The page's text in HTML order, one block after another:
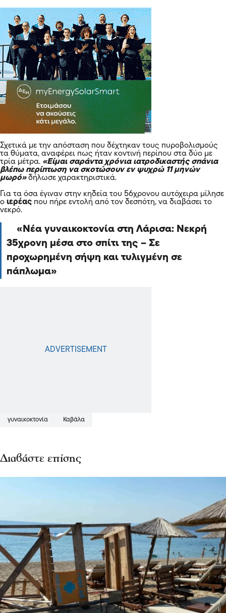
Σχετικά με την απόσταση που δέχτηκαν τους πυροβολισμούς
τα θύματα, αναφέρει πως ήταν κοντινή περίπου στα δύο με
τρία μέτρα. «Είμαι σαράντα χρόνια ιατροδικαστής σπάνια
βλέπω περίπτωση να σκοτώσουν εν ψυχρώ 11 μηνών
μωρό»δήλωσε χαρακτηριστικά.
Για τα όσα έγιναν στην κηδεία του 56χρονου αυτόχειρα μίλησε
ο ιερέας που πήρε εντολή από τον δεσπότη, να διαβάσει το
νεκρό.
Νέα γυναικοκτονία στη Λάρισα: Νεκρή
35χρονη μέσα στο σπίτι της – Σε
προχωρημένη σήψη και τυλιγμένη σε
πάπλωμα
γυναικοκτονία Καβάλα
Διαβάστε επίσης